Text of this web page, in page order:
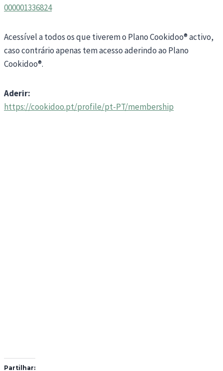
000001336824
Acessível a todos os que tiverem o Plano Cookidoo® activo,
caso contrário apenas tem acesso aderindo ao Plano
Cookidoo®.
Aderir:
https://cookidoo.pt/profile/pt-PT/membership
Partilhar: